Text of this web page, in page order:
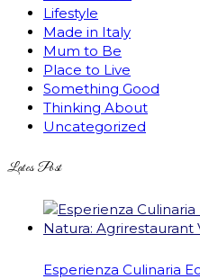
Lifestyle
Made in Italy
Mum to Be
Place to Live
Something Good
Thinking About
Uncategorized
Lates Post
Esperienza Culinaria